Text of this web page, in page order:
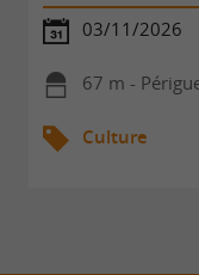
03/11/2026
67 m -
Culture